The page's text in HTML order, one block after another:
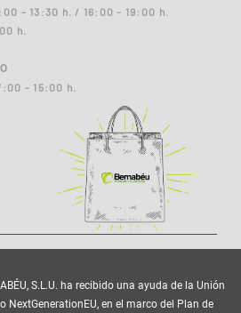
- 13:30 h. / 16:00 - 19:00 h.
h.
- 15:00 h.
S.L.U. ha recibido una ayuda de la Unión
NextGenerationEU, en el marco del Plan de